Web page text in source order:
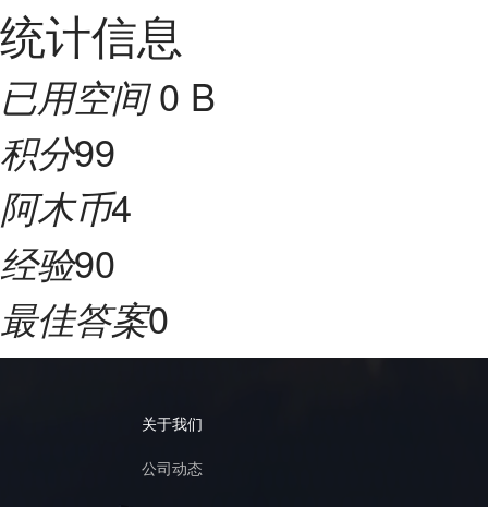
统计信息
已用空间0 B
积分99
阿木币4
经验90
最佳答案0
关于我们
公司动态